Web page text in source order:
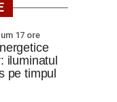
17 ore
iluminatul
pe timpul